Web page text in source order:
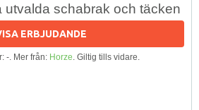
utvalda schabrak och täcken
ERBJUDANDE
-. Mer från: Horze. Giltig tills vidare.